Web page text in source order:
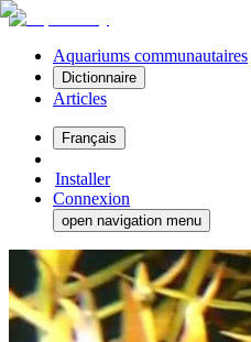
Aquariums communautaires
Dictionnaire
Articles
Français
Installer
Connexion
open navigation menu